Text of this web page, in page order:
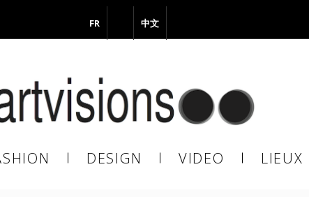
FR 中文
DESIGN VIDEO LIEUX
à notre Newsletter !